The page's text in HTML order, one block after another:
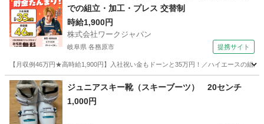
での組立・加工・プレス 交替制
時給1,900円
株式会社ワークジャパン
岐阜県 各務原市 提携サイト
【月収例46万円★高時給1,900円】入社祝い金もドーンと35万円！／ハイエースの組
岐阜 各務原市 ジュニアスキー靴（スキーブーツ） 20センチ
1,000円